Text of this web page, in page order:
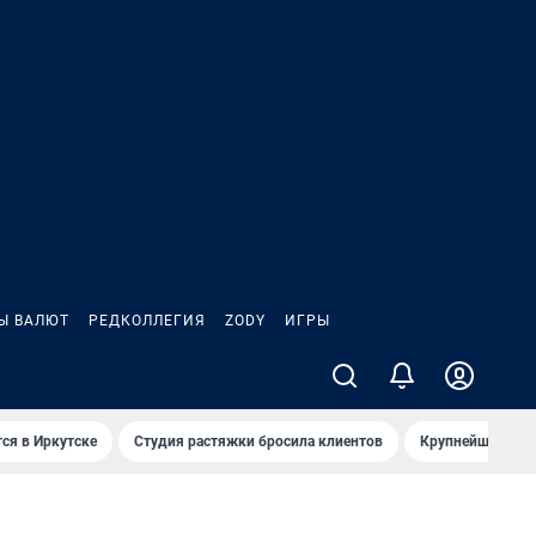
ВАЛЮТ РЕДКОЛЛЕГИЯ ZODY ИГРЫ
в Иркутске Студия растяжки бросила клиентов Крупнейшие